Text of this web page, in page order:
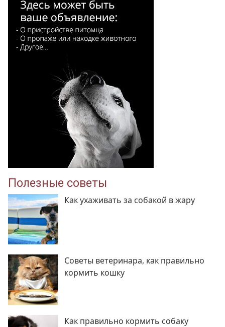
Полезные советы
Как ухаживать за собакой в жару
Советы ветеринара, как правильно
кормить кошку
Как правильно кормить собаку